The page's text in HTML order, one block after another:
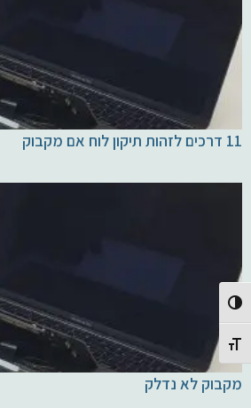
Toggle High Contrast
Toggle Font size
11 דרכים לזהות תיקון לוח אם מקבוק
מקבוק לא נדלק